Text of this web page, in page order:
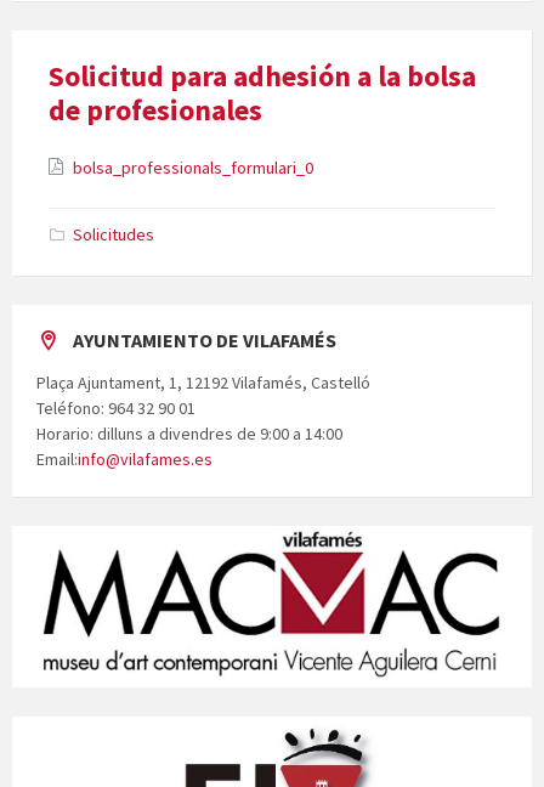
Solicitud para adhesión a la bolsa
de profesionales
Attachments
bolsa_professionals_formulari_0
Solicitudes
AYUNTAMIENTO DE VILAFAMÉS
Plaça Ajuntament, 1, 12192 Vilafamés, Castelló
Teléfono: 964 32 90 01
Horario: dilluns a divendres de 9:00 a 14:00
Email:info@vilafames.es